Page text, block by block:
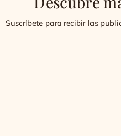
Suscríbete para recibir las